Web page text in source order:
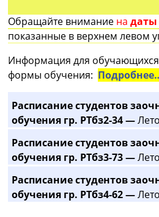
Обращайте внимание на
показанные в верхнем левом
Информация для
формы обучения:
Расписание студентов
обучения гр. РТбз2-34 —
Расписание студентов
обучения гр. РТбз3-73 —
Расписание студентов
обучения гр. РТбз4-62 —